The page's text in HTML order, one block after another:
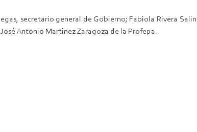
secretario general de Gobierno; Fabiola Rivera
Antonio Martinez Zaragoza de la Profepa.